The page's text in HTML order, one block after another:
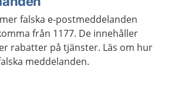
falska e-postmeddelanden
från 1177. De innehåller
rabatter på tjänster. Läs om hur
meddelanden.